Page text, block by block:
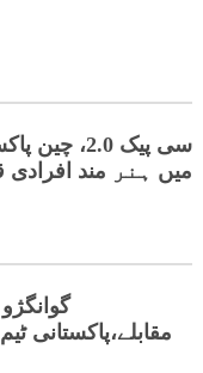
سی پیک 2.0،
میں ہنر مند افرادی
مقابلے،پاکستانی